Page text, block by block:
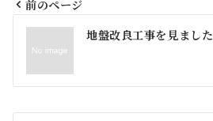
投
ナ
ビ
前のページ
地盤改良工事を見ました